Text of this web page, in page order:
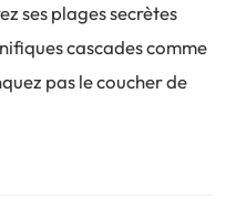
ses plages secrètes
cascades comme
pas le coucher de